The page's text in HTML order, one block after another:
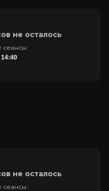
не осталось
14:40
не осталось